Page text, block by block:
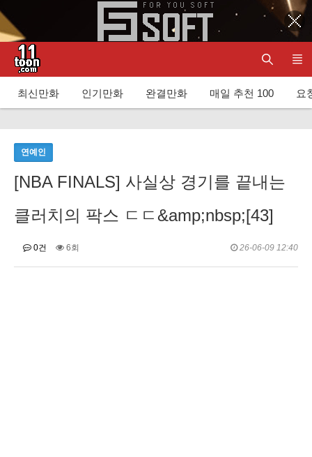
최신만화 인기만화 완결만화 매일 추천 100 요
연예인
[NBA FINALS] 사실상 경기를 끝내는
클러치의 팍스 ㄷㄷ&amp;nbsp;[43]
0건 6회 26-06-09 12:40